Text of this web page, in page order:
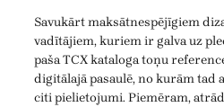
Savukārt maksātnespējīgiem
vadītājiem, kuriem ir galva uz
paša TCX kataloga toņu
digitālajā pasaulē, no kurām tad
citi pielietojumi. Piemēram,